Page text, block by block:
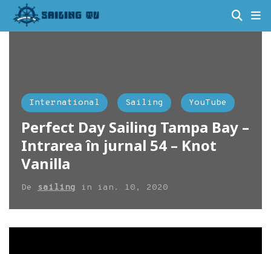
International Sailing YouTube
Perfect Day Sailing Tampa Bay –
Intrarea în jurnal 54 – Knot
Vanilla
De sailing in ian. 10, 2020